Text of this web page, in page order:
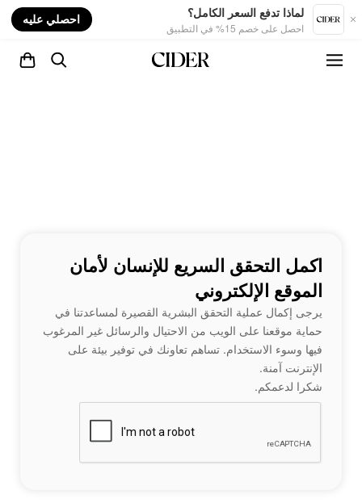
لماذا تدفع السعر الكامل؟
احصل على خصم 15% في التطبيق
احصلي عليه
اكمل التحقق السريع للإنسان لأمان
الموقع الإلكتروني
يرجى إكمال عملية التحقق البشرية القصيرة لمساعدتنا في
حماية موقعنا على الويب من الاحتيال والرسائل غير المرغوب
فيها وسوء الاستخدام. تساهم تعاونك في توفير بيئة على
الإنترنت آمنة.
شكرا لدعمكم.